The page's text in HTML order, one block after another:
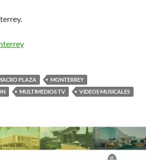
PLAZA
MONTERREY
MULTIMEDIOS TV VIDEOS MUSICALES